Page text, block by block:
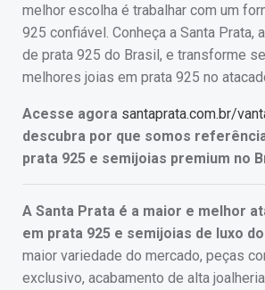
melhor escolha é trabalhar com um
925 confiável. Conheça a Santa Prata,
de prata 925 do Brasil, e transforme
melhores joias em prata 925 no
Acesse agora santaprata.com.br/
descubra por que somos
prata 925 e semijoias premium no
A Santa Prata é a maior e melhor
em prata 925 e semijoias de luxo
maior variedade do mercado, peças
exclusivo, acabamento de alta